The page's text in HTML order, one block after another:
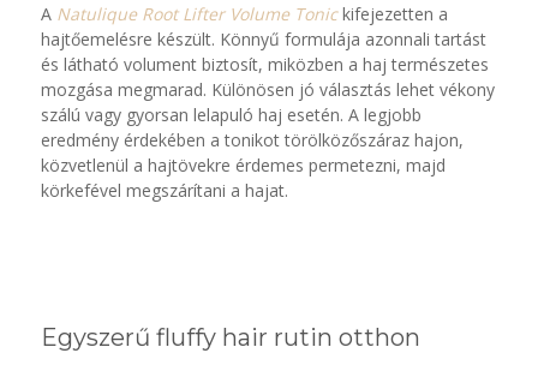
A Natulique Root Lifter Volume Tonickifejezetten a
hajtőemelésre készült. Könnyű formulája azonnali tartást
és látható volument biztosít, miközben a haj természetes
mozgása megmarad. Különösen jó választás lehet vékony
szálú vagy gyorsan lelapuló haj esetén. A legjobb
eredmény érdekében a tonikot törölközőszáraz hajon,
közvetlenül a hajtövekre érdemes permetezni, majd
körkefével megszárítani a hajat.
Egyszerű fluffy hair rutin otthon